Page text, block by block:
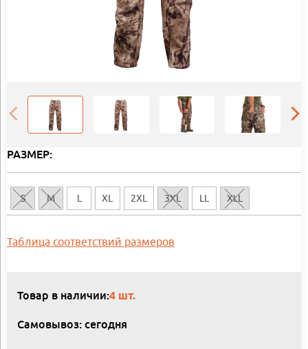
РАЗМЕР:
S M L XL 2XL 3XL LL XLL
Таблица соответствий размеров
Товар в наличии:4 шт.
Самовывоз: сегодня